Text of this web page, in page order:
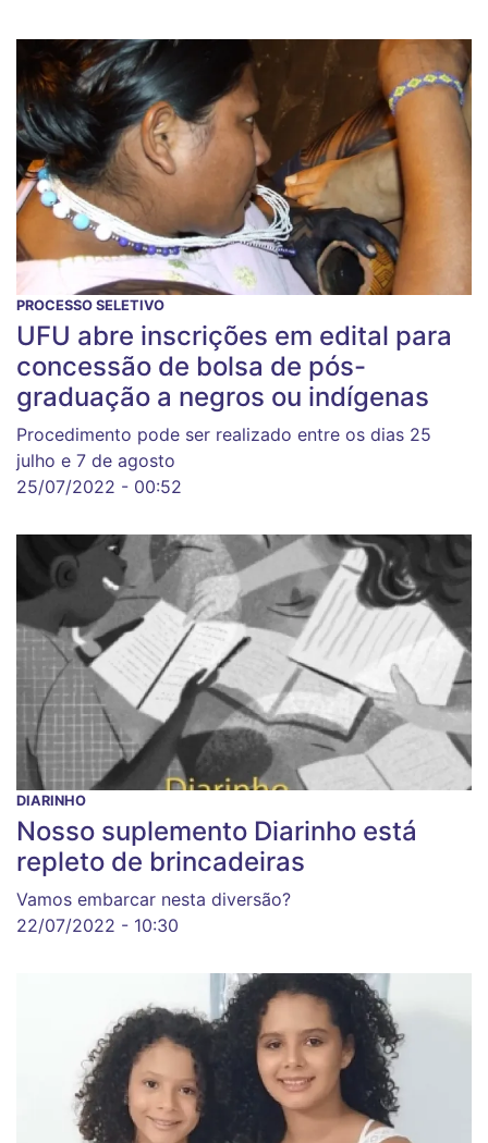
PROCESSO SELETIVO
UFU abre inscrições em edital para
concessão de bolsa de pós-
graduação a negros ou indígenas
Procedimento pode ser realizado entre os dias 25
julho e 7 de agosto
25/07/2022 - 00:52
DIARINHO
Nosso suplemento Diarinho está
repleto de brincadeiras
Vamos embarcar nesta diversão?
22/07/2022 - 10:30